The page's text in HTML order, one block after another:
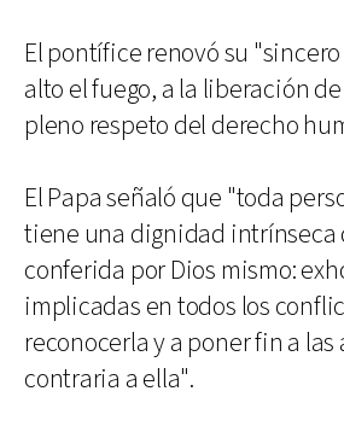
El pontífice renovó su
alto el fuego, a la liberación
pleno respeto del derecho
El Papa señaló que "toda
tiene una dignidad intrínseca
conferida por Dios mismo:
implicadas en todos los
reconocerla y a poner fin a las
contraria a ella".